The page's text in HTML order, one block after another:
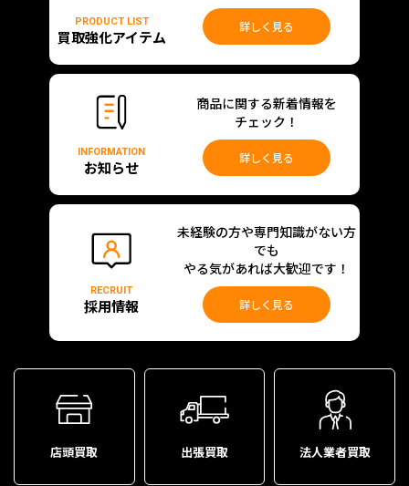
PRODUCT LIST
買取強化アイテム
詳しく見る
INFORMATION
お知らせ
商品に関する新着情報を
チェック！
詳しく見る
RECRUIT
採用情報
未経験の方や専門知識がない方
でも
やる気があれば大歓迎です！
詳しく見る
店頭買取 出張買取 法人業者買取